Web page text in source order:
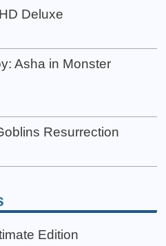
Deluxe
Asha in Monster
Resurrection
Edition